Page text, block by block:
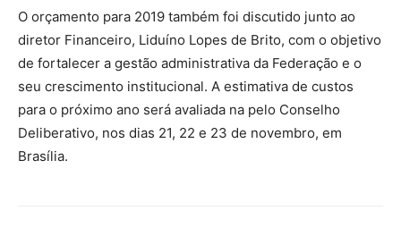
O orçamento para 2019 também foi discutido junto ao
diretor Financeiro, Liduíno Lopes de Brito, com o objetivo
de fortalecer a gestão administrativa da Federação e o
seu crescimento institucional. A estimativa de custos
para o próximo ano será avaliada na pelo Conselho
Deliberativo, nos dias 21, 22 e 23 de novembro, em
Brasília.